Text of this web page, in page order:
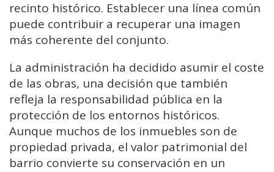
recinto histórico. Establecer una línea común
puede contribuir a recuperar una imagen
más coherente del conjunto.
La administración ha decidido asumir el coste
de las obras, una decisión que también
refleja la responsabilidad pública en la
protección de los entornos históricos.
Aunque muchos de los inmuebles son de
propiedad privada, el valor patrimonial del
barrio convierte su conservación en un